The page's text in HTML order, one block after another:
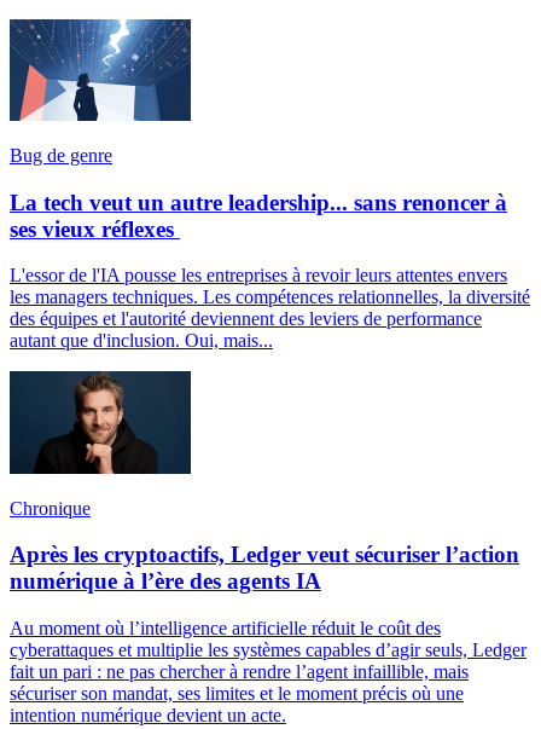
Bug de genre
La tech veut un autre leadership... sans renoncer à
ses vieux réflexes
L'essor de l'IA pousse les entreprises à revoir leurs attentes envers
les managers techniques. Les compétences relationnelles, la diversité
des équipes et l'autorité deviennent des leviers de performance
autant que d'inclusion. Oui, mais...
Chronique
Après les cryptoactifs, Ledger veut sécuriser l’action
numérique à l’ère des agents IA
Au moment où l’intelligence artificielle réduit le coût des
cyberattaques et multiplie les systèmes capables d’agir seuls, Ledger
fait un pari : ne pas chercher à rendre l’agent infaillible, mais
sécuriser son mandat, ses limites et le moment précis où une
intention numérique devient un acte.